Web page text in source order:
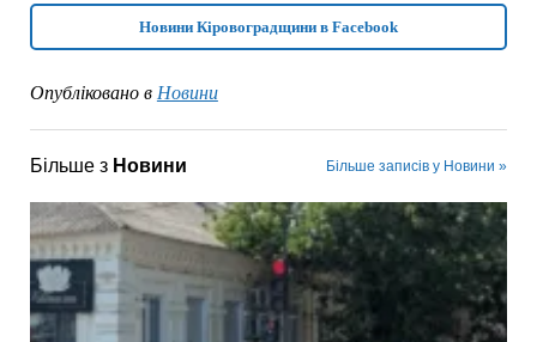
Новини Кіровоградщини в Facebook
Опубліковано в Новини
Більше з Новини Більше записів у Новини »